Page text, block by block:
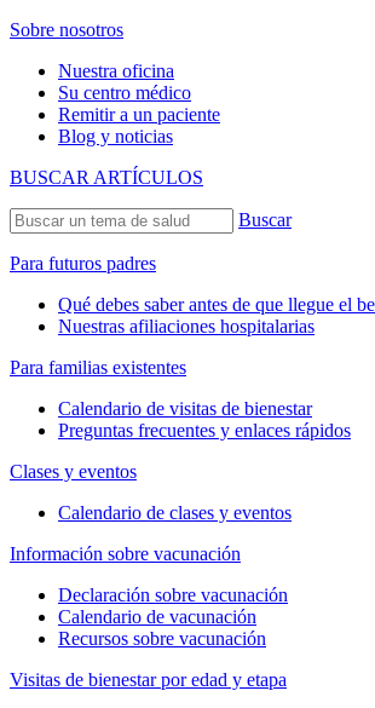
Sobre nosotros
Nuestra oficina
Su centro médico
Remitir a un paciente
Blog y noticias
BUSCAR ARTÍCULOS
Buscar
Para futuros padres
Qué debes saber antes de que llegue el
Nuestras afiliaciones hospitalarias
Para familias existentes
Calendario de visitas de bienestar
Preguntas frecuentes y enlaces rápidos
Clases y eventos
Calendario de clases y eventos
Información sobre vacunación
Declaración sobre vacunación
Calendario de vacunación
Recursos sobre vacunación
Visitas de bienestar por edad y etapa